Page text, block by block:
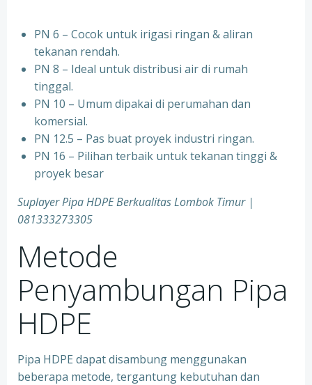
PN 6 – Cocok untuk irigasi ringan & aliran
tekanan rendah.
PN 8 – Ideal untuk distribusi air di rumah
tinggal.
PN 10 – Umum dipakai di perumahan dan
komersial.
PN 12.5 – Pas buat proyek industri ringan.
PN 16 – Pilihan terbaik untuk tekanan tinggi &
proyek besar
Suplayer Pipa HDPE Berkualitas Lombok Timur |
081333273305
Metode
Penyambungan Pipa
HDPE
Pipa HDPE dapat disambung menggunakan
beberapa metode, tergantung kebutuhan dan